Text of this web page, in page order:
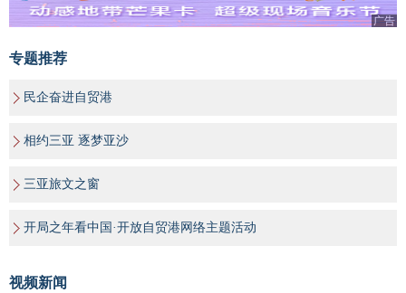
广告
专题推荐
民企奋进自贸港
相约三亚 逐梦亚沙
三亚旅文之窗
开局之年看中国·开放自贸港网络主题活动
视频新闻